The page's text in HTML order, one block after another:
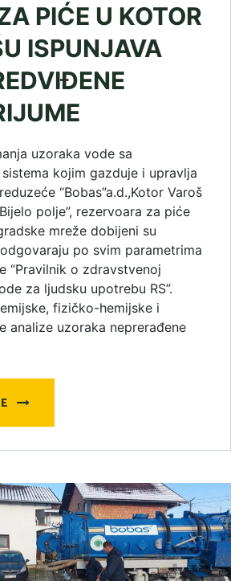
PIĆE U KOTOR
ISPUNJAVA
uzoraka vode sa
kojim gazduje i upravlja
“Bobas”a.d.,Kotor Varoš
polje”, rezervoara za piće
mreže dobijeni su
po svim parametrima
“Pravilnik o zdravstvenoj
za ljudsku upotrebu RS”.
fizičko-hemijske i
analize uzoraka neprerađene